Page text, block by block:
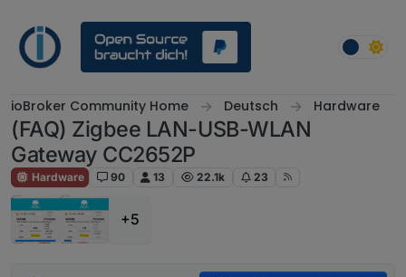
ioBroker Community Home Deutsch Hardware
(FAQ) Zigbee LAN-USB-WLAN
Gateway CC2652P
Hardware 90 13 22.1k 23
+5